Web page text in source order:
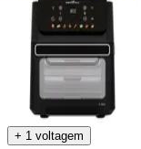
+ 1 voltagem